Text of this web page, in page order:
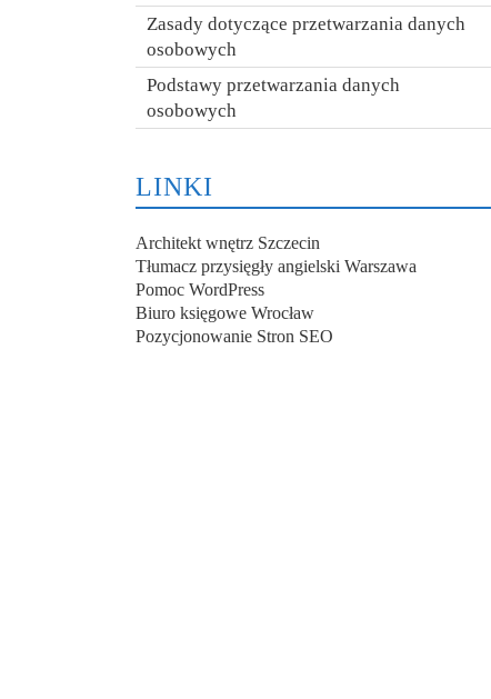
Zasady dotyczące przetwarzania danych
osobowych
Podstawy przetwarzania danych
osobowych
LINKI
Architekt wnętrz Szczecin
Tłumacz przysięgły angielski Warszawa
Pomoc WordPress
Biuro księgowe Wrocław
Pozycjonowanie Stron SEO